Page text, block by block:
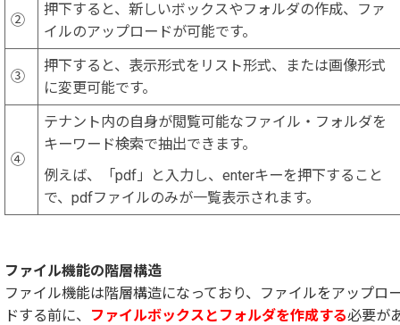
②
押下すると、新しいボックスやフォルダの作成、ファ
イルのアップロードが可能です。
③
押下すると、表示形式をリスト形式、または画像形式
に変更可能です。
④
テナント内の自身が閲覧可能なファイル・フォルダを
キーワード検索で抽出できます。
例えば、「pdf」と入力し、enterキーを押下すること
で、pdfファイルのみが一覧表示されます。
ファイル機能の階層構造
ファイル機能は階層構造になっており、ファイルをアップロ
ドする前に、
ファイルボックスとフォルダを作成する必要が